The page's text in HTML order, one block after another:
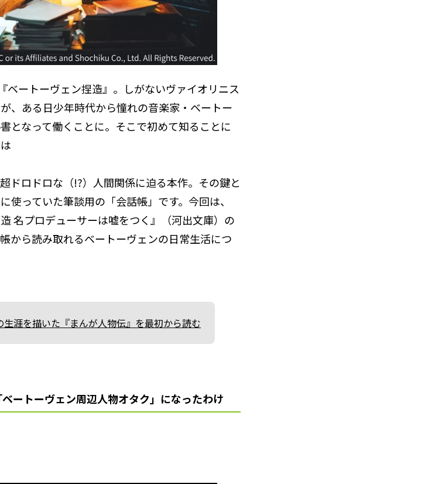
ベートーヴェン捏造』。しがないヴァイオリニス
、ある日少年時代から憧れの音楽家・ベートー
となって働くことに。そこで初めて知ることに
ドロドロな（!?）人間関係に迫る本作。その鍵と
使っていた筆談用の「会話帳」です。今回は、
名プロデューサーは嘘をつく』（河出文庫）の
から読み取れるベートーヴェンの日常生活につ
生涯を描いた『まんが人物伝』を最初から読む
ートーヴェン周辺人物オタク」になったわけ